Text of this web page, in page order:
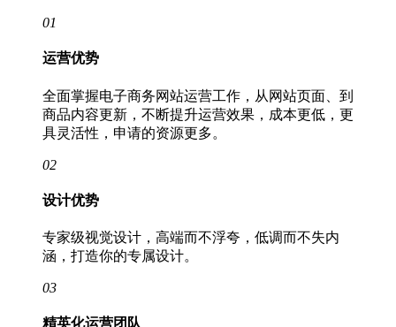
01
运营优势
全面掌握电子商务网站运营工作，从网站页面、到
商品内容更新，不断提升运营效果，成本更低，更
具灵活性，申请的资源更多。
02
设计优势
专家级视觉设计，高端而不浮夸，低调而不失内
涵，打造你的专属设计。
03
精英化运营团队